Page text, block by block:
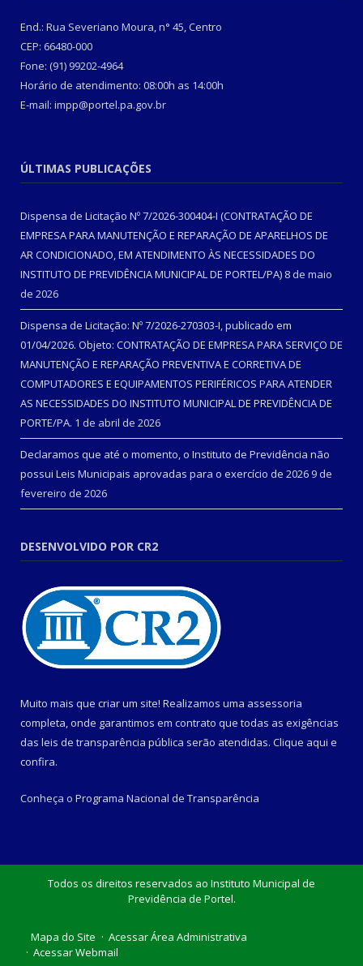
End.: Rua Severiano Moura, n° 45, Centro
CEP: 66480-000
Fone: (91) 99202-4964
Horário de atendimento: 08:00h as 14:00h
E-mail: impp@portel.pa.gov.br
ÚLTIMAS PUBLICAÇÕES
Dispensa de Licitação Nº 7/2026-300404-I (CONTRATAÇÃO DE
EMPRESA PARA MANUTENÇÃO E REPARAÇÃO DE APARELHOS DE
AR CONDICIONADO, EM ATENDIMENTO ÀS NECESSIDADES DO
INSTITUTO DE PREVIDÊNCIA MUNICIPAL DE PORTEL/PA) 8 de maio
de 2026
Dispensa de Licitação: Nº 7/2026-270303-I, publicado em
01/04/2026. Objeto: CONTRATAÇÃO DE EMPRESA PARA SERVIÇO DE
MANUTENÇÃO E REPARAÇÃO PREVENTIVA E CORRETIVA DE
COMPUTADORES E EQUIPAMENTOS PERIFÉRICOS PARA ATENDER
AS NECESSIDADES DO INSTITUTO MUNICIPAL DE PREVIDÊNCIA DE
PORTE/PA. 1 de abril de 2026
Declaramos que até o momento, o Instituto de Previdência não
possui Leis Municipais aprovadas para o exercício de 2026 9 de
fevereiro de 2026
DESENVOLVIDO POR CR2
Muito mais que criar um site! Realizamos uma assessoria
completa, onde garantimos em contrato que todas as exigências
das leis de transparência pública serão atendidas. Clique aqui e
confira.
Conheça o Programa Nacional de Transparência
Todos os direitos reservados ao Instituto Municipal de
Previdência de Portel.
Mapa do Site
Acessar Área Administrativa
Acessar Webmail